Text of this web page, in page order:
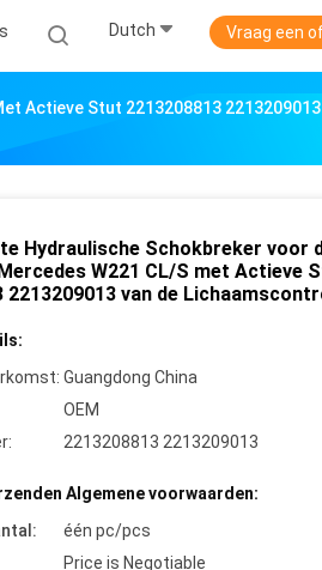
Dutch Vraag een
Actieve Stut 2213208813 2213209013
Hydraulische Schokbreker voor
W221 CL/S met Actieve
2213209013 van de
Guangdong China
OEM
2213208813 2213209013
Algemene voorwaarden:
één pc/pcs
Price is Negotiable